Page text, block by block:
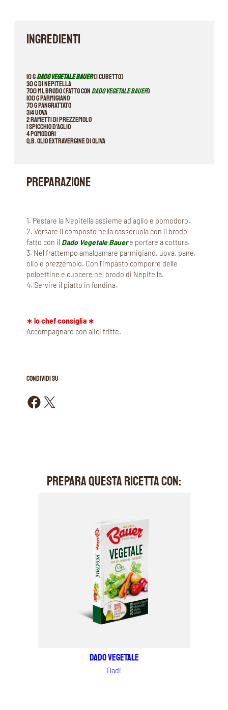
INGREDIENTI
10 gDado Vegetale Bauer(1 cubetto)
30 g di Nepitella
700 ml brodo (fatto conDado Vegetale Bauer)
100 g parmigiano
70 g pangrattato
3/4 uova
2 rametti di prezzemolo
1 spicchio d’aglio
4 pomodori
q.b. olio extravergine di oliva
PREPARAZIONE
1. Pestare la Nepitella assieme ad aglio e pomodoro.
2. Versare il composto nella casseruola con il brodo
fatto con il Dado Vegetale Bauere portare a cottura.
3. Nel frattempo amalgamare parmigiano, uova, pane,
olio e prezzemolo. Con l’impasto comporre delle
polpettine e cuocere nel brodo di Nepitella.
4. Servire il piatto in fondina.
∗ lo chef consiglia ∗
Accompagnare con alici fritte.
CONDIVIDI SU
Condividi su Facebook Condividi su X
PREPARA QUESTA RICETTA CON:
Dado vegetale
Dadi